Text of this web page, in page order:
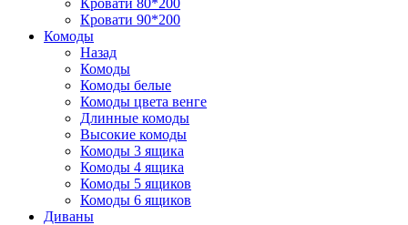
Кровати 80*200
Кровати 90*200
Комоды
Назад
Комоды
Комоды белые
Комоды цвета венге
Длинные комоды
Высокие комоды
Комоды 3 ящика
Комоды 4 ящика
Комоды 5 ящиков
Комоды 6 ящиков
Диваны